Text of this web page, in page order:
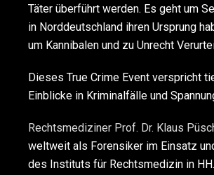
Täter überführt werden. Es geht um
in Norddeutschland ihren Ursprung
um Kannibalen und zu Unrecht
Dieses True Crime Event verspricht
Einblicke in Kriminalfälle und
Rechtsmediziner Prof. Dr. Klaus
weltweit als Forensiker im Einsatz
des Instituts für Rechtsmedizin in